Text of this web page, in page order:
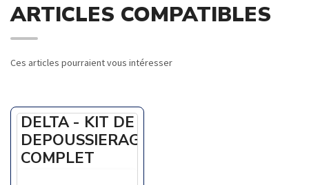
ARTICLES COMPATIBLES
Ces articles pourraient vous intéresser
DELTA - KIT DE
DEPOUSSIERAGE
COMPLET